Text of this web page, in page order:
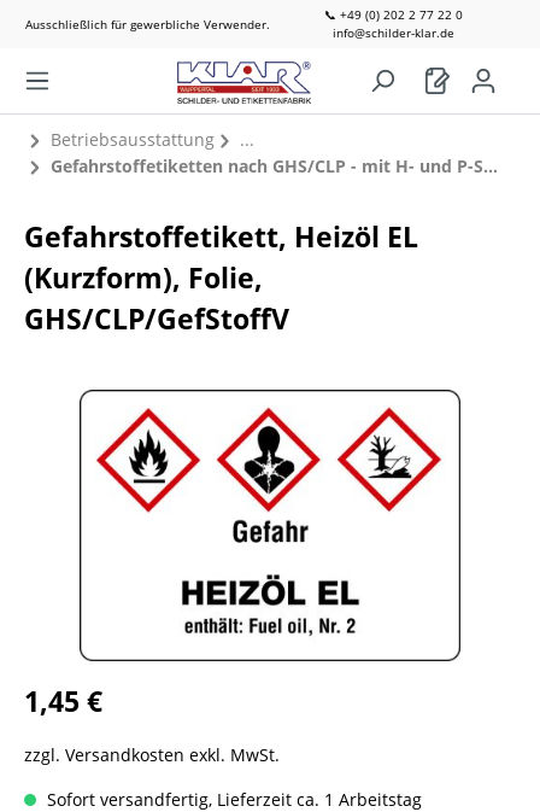
Ausschließlich für gewerbliche Verwender.
📞 +49 (0) 202 2 77 22 0
info@schilder-klar.de
Betriebsausstattung
Gefahrstoffetiketten nach GHS/CLP - mit H- und P-Sätzen
Gefahrstoffetikett, Heizöl EL
(Kurzform), Folie,
GHS/CLP/GefStoffV
1,45 €
zzgl. Versandkosten exkl. MwSt.
Sofort versandfertig, Lieferzeit ca. 1 Arbeitstag